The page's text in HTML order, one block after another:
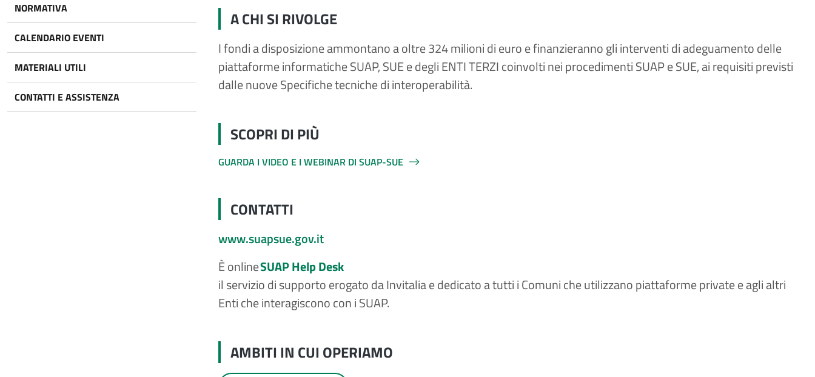
NORMATIVA
CALENDARIO EVENTI
MATERIALI UTILI
CONTATTI E ASSISTENZA
A CHI SI RIVOLGE
I fondi a disposizione ammontano a oltre 324 milioni di euro e finanzieranno gli interventi di adeguamento delle
piattaforme informatiche SUAP, SUE e degli ENTI TERZI coinvolti nei procedimenti SUAP e SUE, ai requisiti previsti
dalle nuove Specifiche tecniche di interoperabilità.
SCOPRI DI PIÙ
GUARDA I VIDEO E I WEBINAR DI SUAP-SUE
CONTATTI
www.suapsue.gov.it
È onlineSUAP Help Desk
il servizio di supporto erogato da Invitalia e dedicato a tutti i Comuni che utilizzano piattaforme private e agli altri
Enti che interagiscono con i SUAP.
AMBITI IN CUI OPERIAMO